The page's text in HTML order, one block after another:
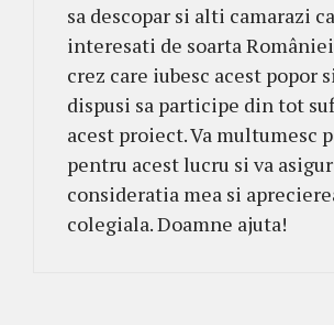
sa descopar si alti camarazi
interesati de soarta
crez care iubesc acest popor
dispusi sa participe din tot
acest proiect. Va multumesc
pentru acest lucru si va
consideratia mea si
colegiala. Doamne ajuta!